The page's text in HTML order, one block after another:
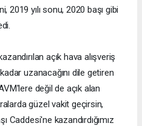
2019 yılı sonu, 2020 başı gibi
açık hava alışveriş
uzanacağını dile getiren
değil de açık alan
güzel vakit geçirsin,
Caddesi'ne kazandırdığımız